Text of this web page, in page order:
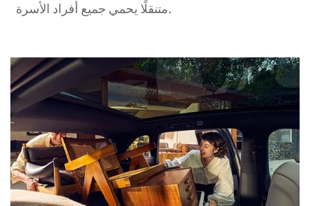
متنقلًا يحمي جميع أفراد الأسرة.